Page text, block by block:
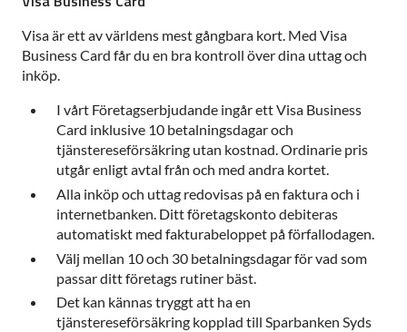
Visa är ett av världens mest gångbara kort. Med Visa
Business Card får du en bra kontroll över dina uttag och
inköp.
I vårt Företagserbjudande ingår ett Visa Business
Card inklusive 10 betalningsdagar och
tjänstereseförsäkring utan kostnad. Ordinarie pris
utgår enligt avtal från och med andra kortet.
Alla inköp och uttag redovisas på en faktura och i
internetbanken. Ditt företagskonto debiteras
automatiskt med fakturabeloppet på förfallodagen.
Välj mellan 10 och 30 betalningsdagar för vad som
passar ditt företags rutiner bäst.
Det kan kännas tryggt att ha en
tjänstereseförsäkring kopplad till Sparbanken Syds